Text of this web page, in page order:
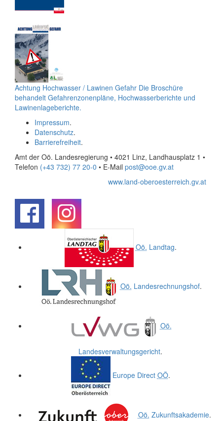
Achtung Hochwasser / Lawinen Gefahr Die Broschüre
behandelt Gefahrenzonenpläne, Hochwasserberichte und
Lawinenlageberichte.
Impressum.
Datenschutz.
Barrierefreiheit.
Amt der Oö. Landesregierung • 4021 Linz, Landhausplatz 1 •
Telefon (+43 732) 77 20-0 • E-Mail post@ooe.gv.at
www.land-oberoesterreich.gv.at
Oö. Landtag.
Oö. Landesrechnungshof.
Oö.
Landesverwaltungsgericht.
Europe Direct OÖ.
Oö. Zukunftsakademie.